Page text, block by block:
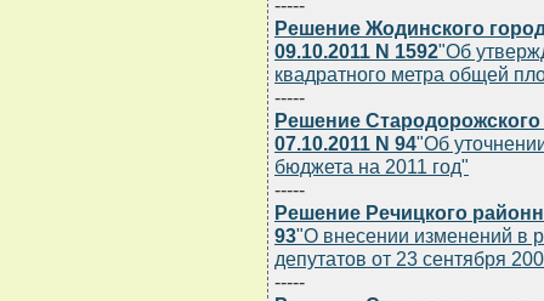
-----
Решение Жодинского
09.10.2011 N 1592"Об
квадратного метра общей
-----
Решение
07.10.2011 N 94"Об
бюджета на 2011 год"
-----
Решение Речицкого
93"О внесении изменений в
депутатов от 23 сентября
-----